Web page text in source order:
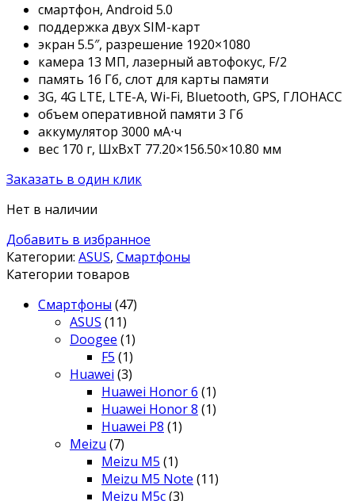
смартфон, Android 5.0
поддержка двух SIM-карт
экран 5.5″, разрешение 1920×1080
камера 13 МП, лазерный автофокус, F/2
память 16 Гб, слот для карты памяти
3G, 4G LTE, LTE-A, Wi-Fi, Bluetooth, GPS, ГЛОНАСС
объем оперативной памяти 3 Гб
аккумулятор 3000 мА⋅ч
вес 170 г, ШxВxТ 77.20×156.50×10.80 мм
Заказать в один клик
Нет в наличии
Добавить в избранное
Категории: ASUS, Смартфоны
Категории товаров
Смартфоны (47)
ASUS (11)
Doogee (1)
F5 (1)
Huawei (3)
Huawei Honor 6 (1)
Huawei Honor 8 (1)
Huawei P8 (1)
Meizu (7)
Meizu M5 (1)
Meizu M5 Note (11)
Meizu M5c(3)